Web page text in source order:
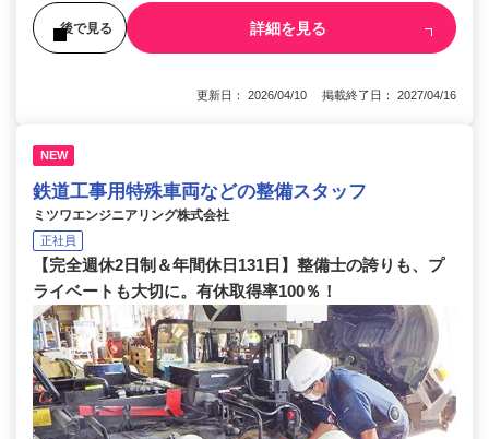
後で見る 詳細を見る
更新日： 2026/04/10 掲載終了日： 2027/04/16
NEW
鉄道工事用特殊車両などの整備スタッフ
ミツワエンジニアリング株式会社
正社員
【完全週休2日制＆年間休日131日】整備士の誇りも、プ
ライベートも大切に。有休取得率100％！